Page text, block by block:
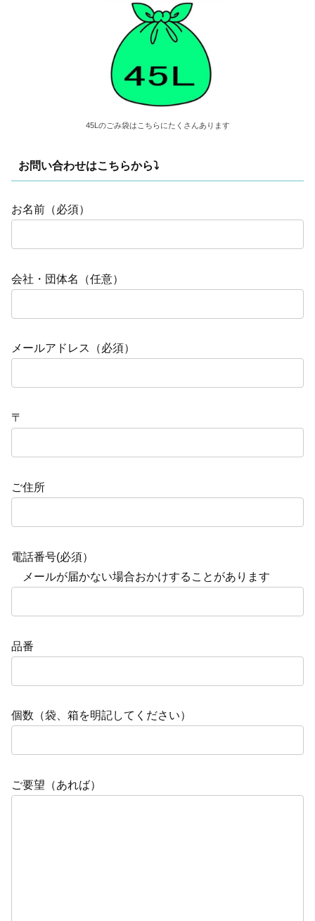
45Lのごみ袋はこちらにたくさんあります
お問い合わせはこちらから⤵
お名前（必須）
会社・団体名（任意）
メールアドレス（必須）
〒
ご住所
電話番号(必須）
メールが届かない場合おかけすることがあります
品番
個数（袋、箱を明記してください）
ご要望（あれば）